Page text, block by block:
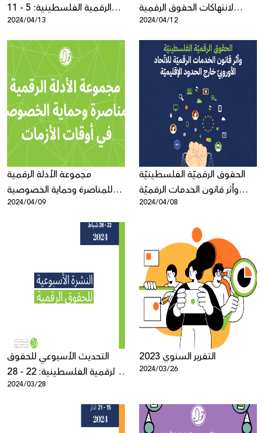
الرقمية الفلسطينية: 5 - 11
نيسان
2024/04/13
لانتهاكات الحقوق الرقمية
الفلسطينية: كانون الثاني - آذار
2024
2024/04/12
مجموعة الأدلة الرقمية
للمناصرة وحماية الخصوصية
في أوقات الأزمات
2024/04/09
الحقوق الرقميّة الفلسطينيّة
وأثر قانون الخدمات الرقميّة
للاتّحاد الأوروبيّ خارج الحدود
2024/04/08
التحديث الأسبوعي للحقوق
الرقمية الفلسطينية: 22 - 28
آذار
2024/03/28
التقرير السنوي 2023
2024/03/26